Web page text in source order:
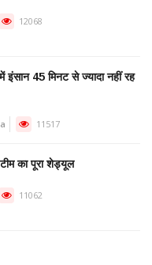
12068
45 मिनट से ज्यादा नहीं रह
11517
का पूरा शेड्यूल
11062